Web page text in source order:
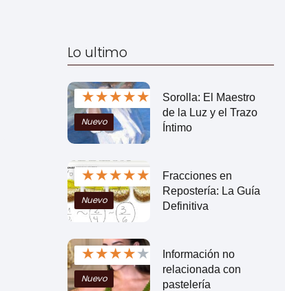
Lo ultimo
★★★★★
Nuevo
Sorolla: El Maestro
de la Luz y el Trazo
Íntimo
★★★★★
Nuevo
Fracciones en
Repostería: La Guía
Definitiva
★★★★★
Nuevo
Información no
relacionada con
pastelería